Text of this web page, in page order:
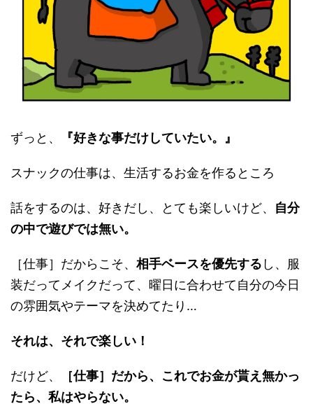
ずっと、 『好きな事だけしていたい。』
スナックの仕事は、生活するお金を作るところ
話をするのは、好きだし、とても楽しいけど、 自分
の中で遊びでは無い。
［仕事］だからこそ、 相手ベースを優先する し、服
装だってメイクだって、曜日に合わせて自分の今日
の雰囲気やテーマを決めてたり…
それは、それで楽しい！
だけど、
［仕事］だから、これでお金が貰え無かっ
たら、私はやらない。